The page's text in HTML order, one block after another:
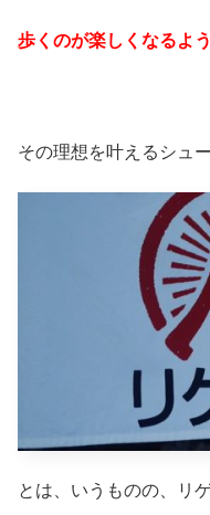
歩くのが楽しくなるよ
その理想を叶えるシュ
とは、いうものの、リ